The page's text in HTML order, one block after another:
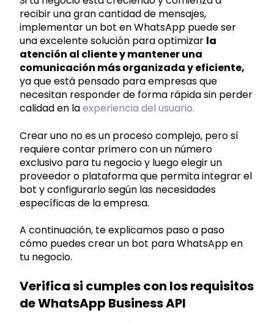
recibir una gran cantidad de mensajes,
implementar un bot en WhatsApp puede ser
una excelente solución para optimizar la
atención al cliente y mantener una
comunicación más organizada y eficiente,
ya que está pensado para empresas que
necesitan responder de forma rápida sin perder
calidad en laexperiencia del usuario.
Crear uno no es un proceso complejo, pero sí
requiere contar primero con un número
exclusivo para tu negocio y luego elegir un
proveedor o plataforma que permita integrar el
bot y configurarlo según las necesidades
específicas de la empresa.
A continuación, te explicamos paso a paso
cómo puedes crear un bot para WhatsApp en
tu negocio.
Verifica si cumples con los requisitos
de WhatsApp Business API